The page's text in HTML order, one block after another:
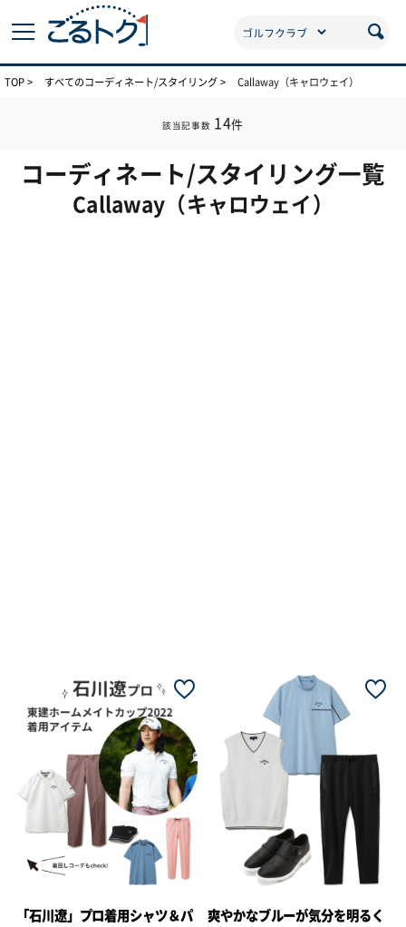
TOP すべてのコーディネート/スタイリング Callaway（キャロウェイ）
該当記事数 14件
コーディネート/スタイリング一覧
Callaway（キャロウェイ）
「石川遼」プロ着用シャツ＆パ
爽やかなブルーが気分を明るく